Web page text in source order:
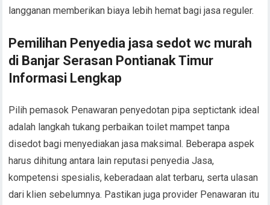
langganan memberikan biaya lebih hemat bagi jasa reguler.
Pemilihan Penyedia jasa sedot wc murah
di Banjar Serasan Pontianak Timur
Informasi Lengkap
Pilih pemasok Penawaran penyedotan pipa septictank ideal
adalah langkah tukang perbaikan toilet mampet tanpa
disedot bagi menyediakan jasa maksimal. Beberapa aspek
harus dihitung antara lain reputasi penyedia Jasa,
kompetensi spesialis, keberadaan alat terbaru, serta ulasan
dari klien sebelumnya. Pastikan juga provider Penawaran itu